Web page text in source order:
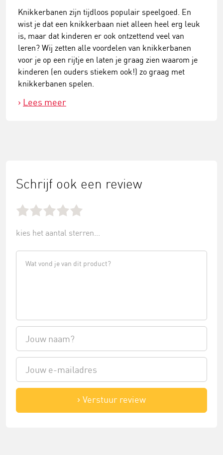
Knikkerbanen zijn tijdloos populair speelgoed. En
wist je dat een knikkerbaan niet alleen heel erg leuk
is, maar dat kinderen er ook ontzettend veel van
leren? Wij zetten alle voordelen van knikkerbanen
voor je op een rijtje en laten je graag zien waarom je
kinderen (en ouders stiekem ook!) zo graag met
knikkerbanen spelen.
Lees meer
Schrijf ook een review
kies het aantal sterren...
Verstuur review